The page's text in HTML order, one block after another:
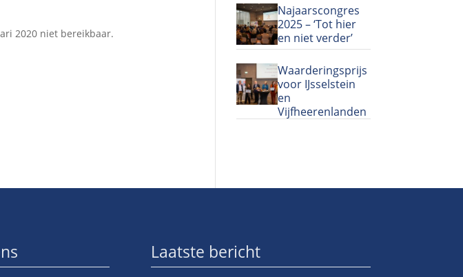
2020 niet bereikbaar.
Najaarscongres
2025 – ‘Tot hier
en niet verder’
Waarderingsprijs
voor IJsselstein
en
Vijfheerenlanden
Laatste bericht